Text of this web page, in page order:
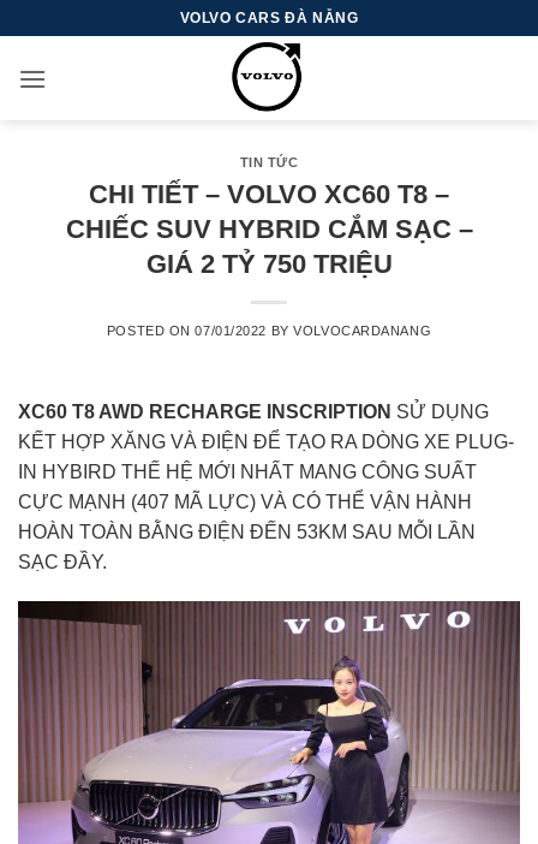
content
VOLVO CARS ĐÀ NẴNG
TIN TỨC
CHI TIẾT – VOLVO XC60 T8 –
CHIẾC SUV HYBRID CẮM SẠC –
GIÁ 2 TỶ 750 TRIỆU
POSTED ON07/01/2022 BYVOLVOCARDANANG
XC60 T8 AWD RECHARGE INSCRIPTION SỬ DỤNG
KẾT HỢP XĂNG VÀ ĐIỆN ĐỂ TẠO RA DÒNG XE PLUG-
IN HYBIRD THẾ HỆ MỚI NHẤT MANG CÔNG SUẤT
CỰC MẠNH (407 MÃ LỰC) VÀ CÓ THỂ VẬN HÀNH
HOÀN TOÀN BẰNG ĐIỆN ĐẾN 53KM SAU MỖI LẦN
SẠC ĐẦY.